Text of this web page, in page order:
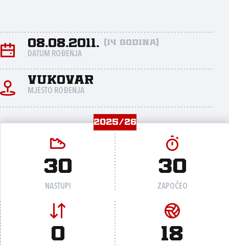
08.08.2011. (14 godina)
DATUM ROĐENJA
Vukovar
MJESTO ROĐENJA
2025/26
30
NASTUPI
30
ZAPOČEO
0 18